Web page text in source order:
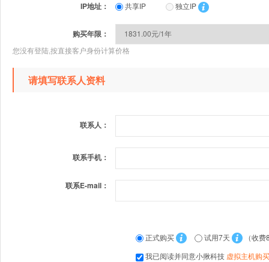
IP地址： 共享IP 独立IP
购买年限：
您没有登陆,按直接客户身份计算价格
请填写联系人资料
联系人：
联系手机：
联系E-mail：
正式购买 试用7天
（收费
我已阅读并同意小揪科技 虚拟主机购